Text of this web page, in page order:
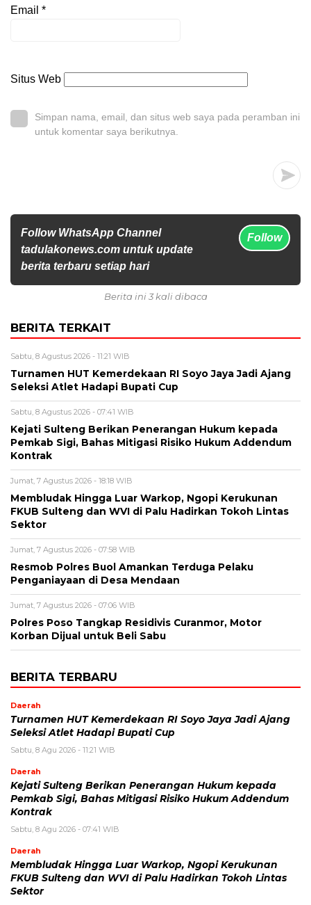
Email *
Situs Web
Simpan nama, email, dan situs web saya pada peramban ini
untuk komentar saya berikutnya.
Follow WhatsApp Channel
tadulakonews.com untuk update
berita terbaru setiap hari
Follow
Berita ini 3 kali dibaca
BERITA TERKAIT
Sabtu, 8 Agustus 2026 - 11:21 WIB
Turnamen HUT Kemerdekaan RI Soyo Jaya Jadi Ajang
Seleksi Atlet Hadapi Bupati Cup
Sabtu, 8 Agustus 2026 - 07:41 WIB
Kejati Sulteng Berikan Penerangan Hukum kepada
Pemkab Sigi, Bahas Mitigasi Risiko Hukum Addendum
Kontrak
Jumat, 7 Agustus 2026 - 18:18 WIB
Membludak Hingga Luar Warkop, Ngopi Kerukunan
FKUB Sulteng dan WVI di Palu Hadirkan Tokoh Lintas
Sektor
Jumat, 7 Agustus 2026 - 07:58 WIB
Resmob Polres Buol Amankan Terduga Pelaku
Penganiayaan di Desa Mendaan
Jumat, 7 Agustus 2026 - 07:06 WIB
Polres Poso Tangkap Residivis Curanmor, Motor
Korban Dijual untuk Beli Sabu
BERITA TERBARU
Daerah
Turnamen HUT Kemerdekaan RI Soyo Jaya Jadi Ajang
Seleksi Atlet Hadapi Bupati Cup
Sabtu, 8 Agu 2026 - 11:21 WIB
Daerah
Kejati Sulteng Berikan Penerangan Hukum kepada
Pemkab Sigi, Bahas Mitigasi Risiko Hukum Addendum
Kontrak
Sabtu, 8 Agu 2026 - 07:41 WIB
Daerah
Membludak Hingga Luar Warkop, Ngopi Kerukunan
FKUB Sulteng dan WVI di Palu Hadirkan Tokoh Lintas
Sektor